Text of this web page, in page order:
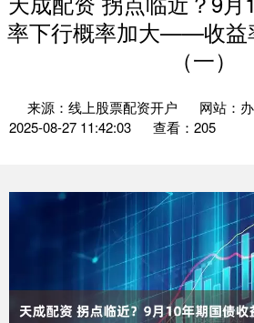
率下行概率加大——收益
（一）
来源：线上股票配资开户 网站：
2025-08-27 11:42:03
查看：205